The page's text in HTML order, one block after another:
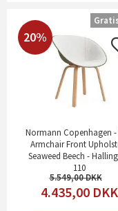
20%
Normann Copenhagen
Armchair Front
Seaweed Beech -
110
5.549,00
4.435,00 DKK